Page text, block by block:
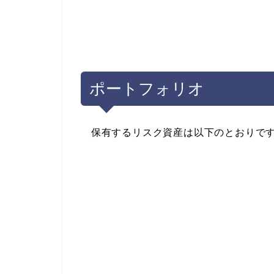
ポートフォリオ
保有するリスク資産は以下のとおりで